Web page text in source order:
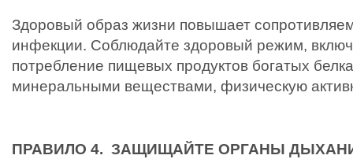
Здоровый образ жизни повышает
инфекции. Соблюдайте здоровый режим,
потребление пищевых продуктов богатых
минеральными веществами, физическую
ПРАВИЛО 4. ЗАЩИЩАЙТЕ ОРГАНЫ